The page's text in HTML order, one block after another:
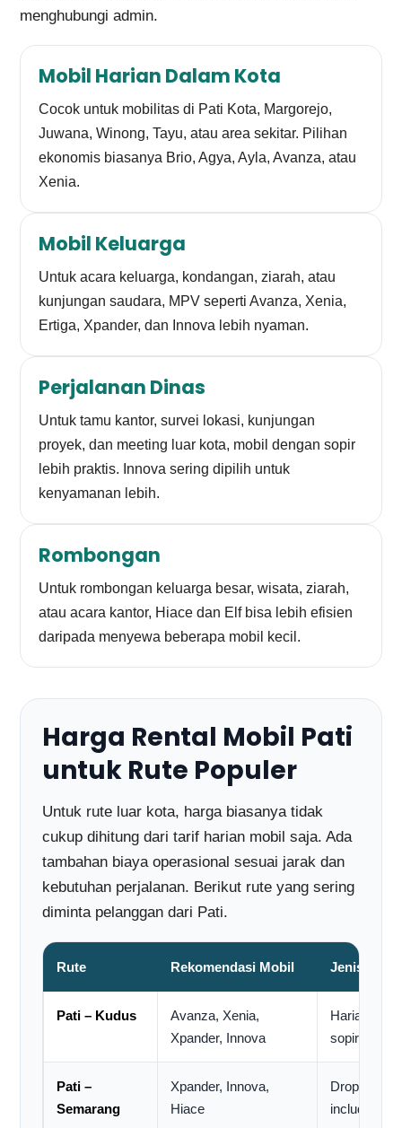
menghubungi admin.
Mobil Harian Dalam Kota
Cocok untuk mobilitas di Pati Kota, Margorejo,
Juwana, Winong, Tayu, atau area sekitar. Pilihan
ekonomis biasanya Brio, Agya, Ayla, Avanza, atau
Xenia.
Mobil Keluarga
Untuk acara keluarga, kondangan, ziarah, atau
kunjungan saudara, MPV seperti Avanza, Xenia,
Ertiga, Xpander, dan Innova lebih nyaman.
Perjalanan Dinas
Untuk tamu kantor, survei lokasi, kunjungan
proyek, dan meeting luar kota, mobil dengan sopir
lebih praktis. Innova sering dipilih untuk
kenyamanan lebih.
Rombongan
Untuk rombongan keluarga besar, wisata, ziarah,
atau acara kantor, Hiace dan Elf bisa lebih efisien
daripada menyewa beberapa mobil kecil.
Harga Rental Mobil Pati
untuk Rute Populer
Untuk rute luar kota, harga biasanya tidak
cukup dihitung dari tarif harian mobil saja. Ada
tambahan biaya operasional sesuai jarak dan
kebutuhan perjalanan. Berikut rute yang sering
diminta pelanggan dari Pati.
Rute Rekomendasi Mobil Jenis Paket
Pati – Kudus
Avanza, Xenia,
Xpander, Innova
Harian /
sopir
Pati –
Semarang
Xpander, Innova,
Hiace
Drop-off /
include